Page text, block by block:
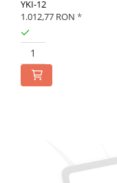
YKI-12
1.012,77 RON *